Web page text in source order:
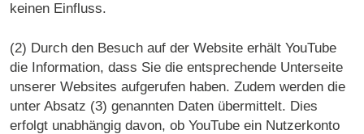
keinen Einfluss.
(2) Durch den Besuch auf der Website erhält YouTube
die Information, dass Sie die entsprechende Unterseite
unserer Websites aufgerufen haben. Zudem werden die
unter Absatz (3) genannten Daten übermittelt. Dies
erfolgt unabhängig davon, ob YouTube ein Nutzerkonto